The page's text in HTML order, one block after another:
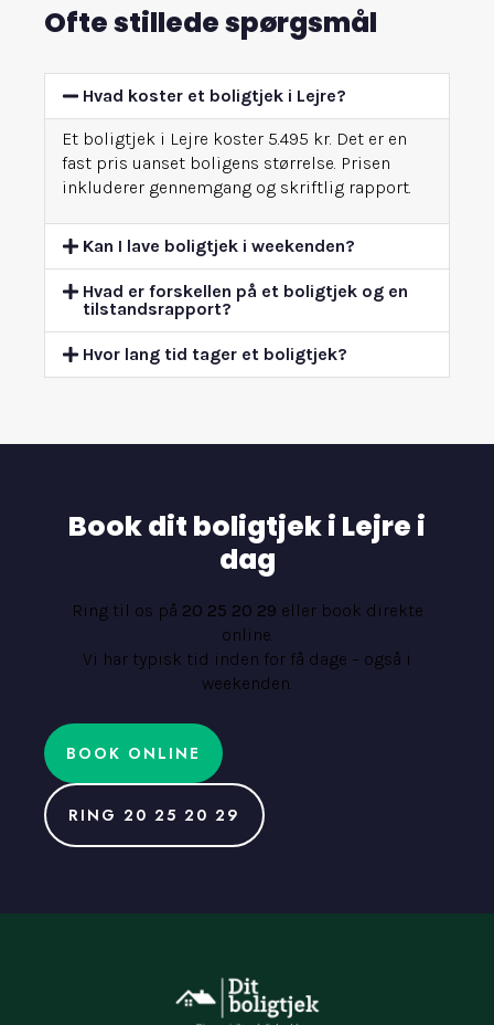
Ofte stillede spørgsmål
Hvad koster et boligtjek i Lejre?
Et boligtjek i Lejre koster 5.495 kr. Det er en
fast pris uanset boligens størrelse. Prisen
inkluderer gennemgang og skriftlig rapport.
Kan I lave boligtjek i weekenden?
Hvad er forskellen på et boligtjek og en
tilstandsrapport?
Hvor lang tid tager et boligtjek?
Book dit boligtjek i Lejre i
dag
Ring til os på 20 25 20 29 eller book direkte
online.
Vi har typisk tid inden for få dage – også i
weekenden.
BOOK ONLINE
RING 20 25 20 29